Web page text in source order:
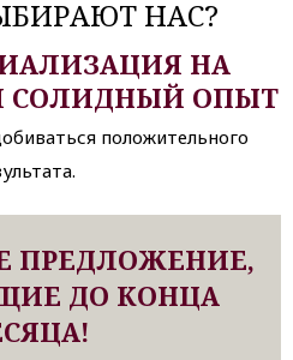
НАС?
НА
СОЛИДНЫЙ ОПЫТ
положительного
ПРЕДЛОЖЕНИЕ,
ДО КОНЦА